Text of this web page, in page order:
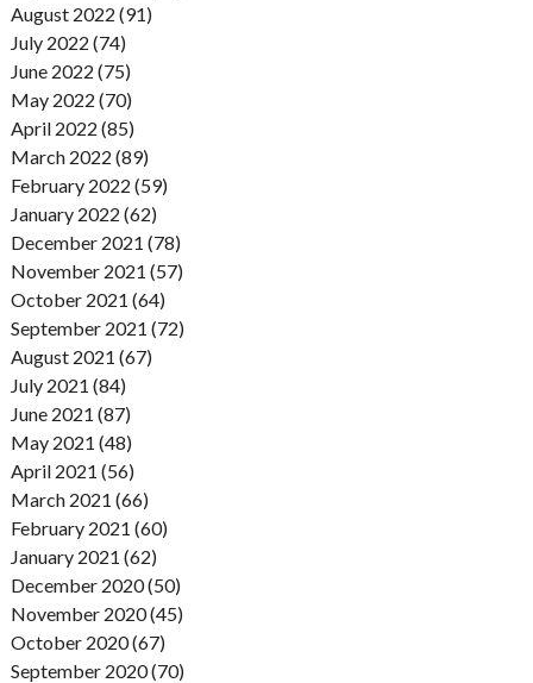
August 2022 (91)
July 2022 (74)
June 2022 (75)
May 2022 (70)
April 2022 (85)
March 2022 (89)
February 2022 (59)
January 2022 (62)
December 2021 (78)
November 2021 (57)
October 2021 (64)
September 2021 (72)
August 2021 (67)
July 2021 (84)
June 2021 (87)
May 2021 (48)
April 2021 (56)
March 2021 (66)
February 2021 (60)
January 2021 (62)
December 2020 (50)
November 2020 (45)
October 2020 (67)
September 2020 (70)